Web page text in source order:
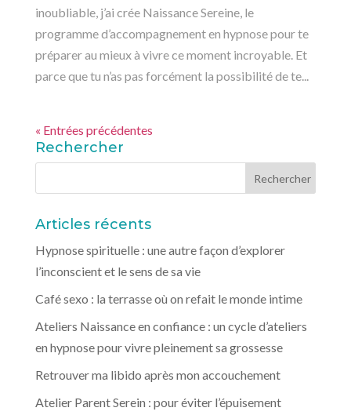
inoubliable, j’ai crée Naissance Sereine, le
programme d’accompagnement en hypnose pour te
préparer au mieux à vivre ce moment incroyable. Et
parce que tu n’as pas forcément la possibilité de te...
« Entrées précédentes
Rechercher
Articles récents
Hypnose spirituelle : une autre façon d’explorer
l’inconscient et le sens de sa vie
Café sexo : la terrasse où on refait le monde intime
Ateliers Naissance en confiance : un cycle d’ateliers
en hypnose pour vivre pleinement sa grossesse
Retrouver ma libido après mon accouchement
Atelier Parent Serein : pour éviter l’épuisement